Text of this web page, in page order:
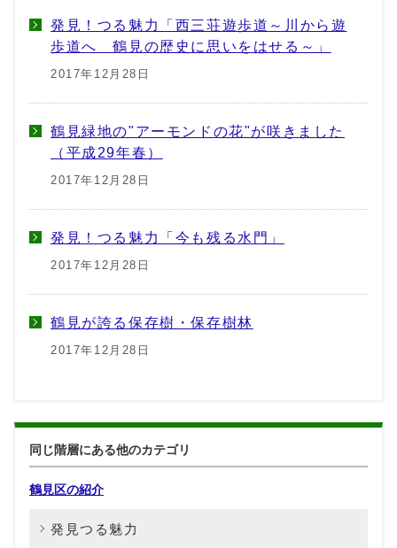
発見！つる魅力「西三荘遊歩道～川から遊
歩道へ 鶴見の歴史に思いをはせる～」
2017年12月28日
鶴見緑地の"アーモンドの花"が咲きました
（平成29年春）
2017年12月28日
発見！つる魅力「今も残る水門」
2017年12月28日
鶴見が誇る保存樹・保存樹林
2017年12月28日
同じ階層にある他のカテゴリ
鶴見区の紹介
発見つる魅力